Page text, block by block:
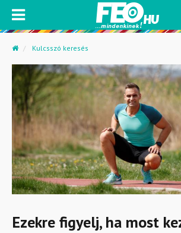
Kulcsszó keresés
Ezekre figyelj, ha most